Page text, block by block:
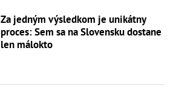
Za jedným výsledkom je unikátny
proces: Sem sa na Slovensku dostane
len málokto